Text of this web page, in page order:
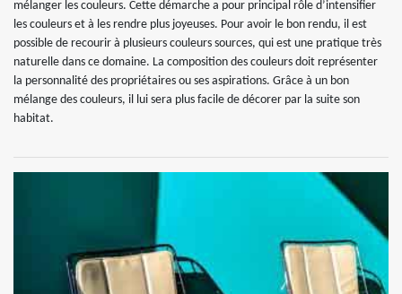
mélanger les couleurs. Cette démarche a pour principal rôle d’intensifier
les couleurs et à les rendre plus joyeuses. Pour avoir le bon rendu, il est
possible de recourir à plusieurs couleurs sources, qui est une pratique très
naturelle dans ce domaine. La composition des couleurs doit représenter
la personnalité des propriétaires ou ses aspirations. Grâce à un bon
mélange des couleurs, il lui sera plus facile de décorer par la suite son
habitat.